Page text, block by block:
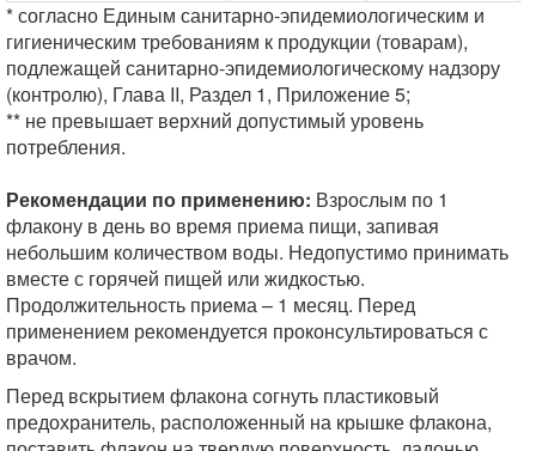
* согласно Единым санитарно-эпидемиологическим и
гигиеническим требованиям к продукции (товарам),
подлежащей санитарно-эпидемиологическому надзору
(контролю), Глава II, Раздел 1, Приложение 5;
** не превышает верхний допустимый уровень
потребления.
Рекомендации по применению: Взрослым по 1
флакону в день во время приема пищи, запивая
небольшим количеством воды. Недопустимо принимать
вместе с горячей пищей или жидкостью.
Продолжительность приема – 1 месяц. Перед
применением рекомендуется проконсультироваться с
врачом.
Перед вскрытием флакона согнуть пластиковый
предохранитель, расположенный на крышке флакона,